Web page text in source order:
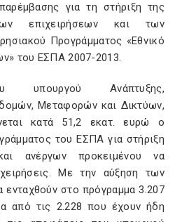
για τη στήριξη της
των επιχειρήσεων και των
Προγράμματος «Εθνικό
του ΕΣΠΑ 2007-2013.
Ανάπτυξης,
Μεταφορών και Δικτύων,
κατά 51,2 εκατ. ευρώ ο
του ΕΣΠΑ για στήριξη
ανέργων προκειμένου να
Με την αύξηση των
ενταχθούν στο πρόγραμμα 3.207
από τις 2.228 που έχουν ήδη